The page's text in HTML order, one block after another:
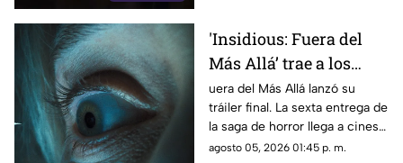
'Insidious: Fuera del
Más Allá’ trae a los
demonios al mundo
real en su tráiler final
uera del Más Allá lanzó su
tráiler final. La sexta entrega de
la saga de horror llega a cines
el 21 de agosto de 2026.
agosto 05, 2026 01:45 p. m.